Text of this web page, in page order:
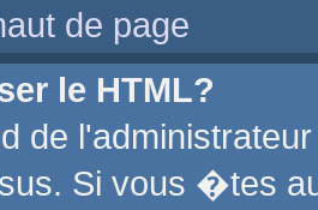
de page
le HTML?
de
Si vous �tes